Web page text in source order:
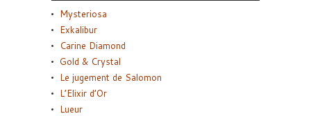
Mysteriosa
Exkalibur
Carine Diamond
Gold & Crystal
Le jugement de Salomon
L’Elixir d’Or
Lueur